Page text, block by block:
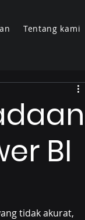
Tentang kami
BI
tidak akurat,